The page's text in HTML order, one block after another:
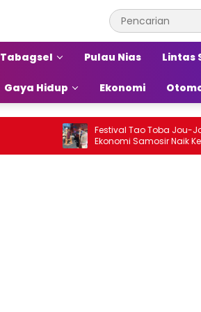
Tabagsel Pulau Nias Lintas
Gaya Hidup Ekonomi
Festival Tao Toba Jou-Jou
Ekonomi Samosir Naik Kelas dan
Pariwisata Menjadi Sumber